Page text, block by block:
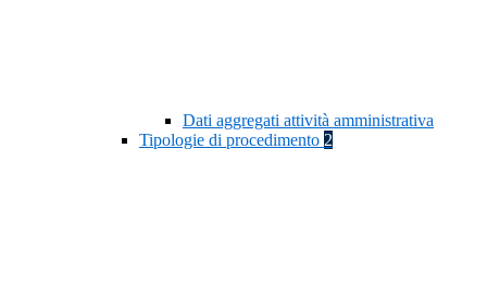
Dati aggregati attività amministrativa
Tipologie di procedimento 2